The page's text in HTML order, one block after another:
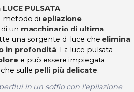
PULSATA
metodo di epilazione
di un macchinario di ultima
una sorgente di luce che elimina
in profondità. La luce pulsata
e può essere impiegata
sulle pelli più delicate.
in un soffio con l'epilazione